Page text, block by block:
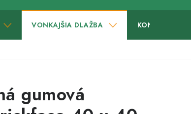
VONKAJŠIA DLAŽBA KONTAKTY
gumová